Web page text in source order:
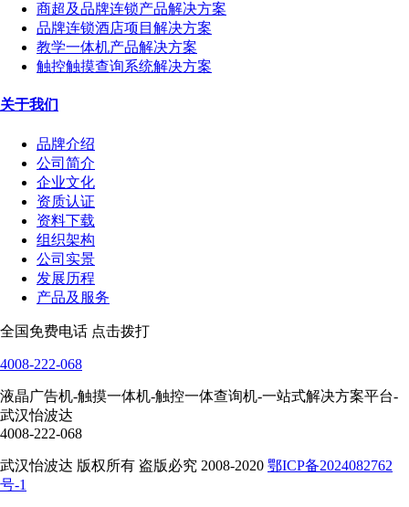
商超及品牌连锁产品解决方案
品牌连锁酒店项目解决方案
教学一体机产品解决方案
触控触摸查询系统解决方案
关于我们
品牌介绍
公司简介
企业文化
资质认证
资料下载
组织架构
公司实景
发展历程
产品及服务
全国免费电话 点击拨打
4008-222-068
液晶广告机-触摸一体机-触控一体查询机-一站式解决方案平台-
武汉怡波达
4008-222-068
武汉怡波达 版权所有 盗版必究 2008-2020 鄂ICP备2024082762
号-1